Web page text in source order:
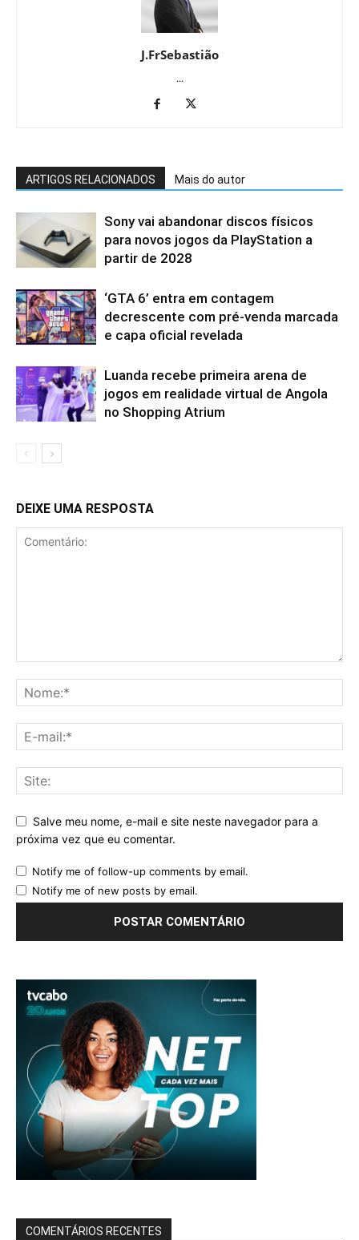
J.FrSebastião
...
ARTIGOS RELACIONADOS Mais do autor
Sony vai abandonar discos físicos
para novos jogos da PlayStation a
partir de 2028
‘GTA 6’ entra em contagem
decrescente com pré-venda marcada
e capa oficial revelada
Luanda recebe primeira arena de
jogos em realidade virtual de Angola
no Shopping Atrium
DEIXE UMA RESPOSTA
Salve meu nome, e-mail e site neste navegador para a
próxima vez que eu comentar.
Notify me of follow-up comments by email.
Notify me of new posts by email.
COMENTÁRIOS RECENTES